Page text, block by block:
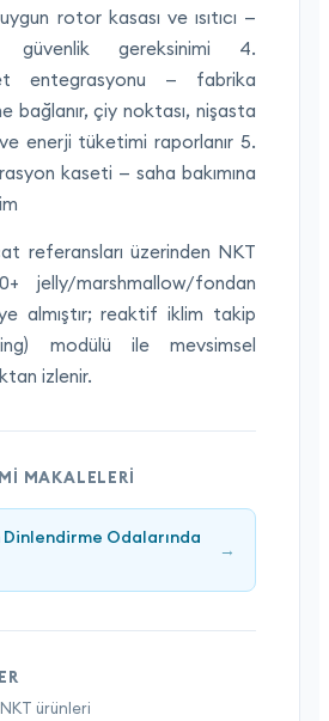
rotor kasası ve ısıtıcı —
gereksinimi 4.
entegrasyonu — fabrika
bağlanır, çiy noktası, nişasta
ve enerji tüketimi raporlanır 5.
kaseti — saha bakımına
referansları üzerinden NKT
jelly/marshmallow/fondan
almıştır; reaktif iklim takip
modülü ile mevsimsel
izlenir.
MAKALELERI
Odalarında
→
ürünleri